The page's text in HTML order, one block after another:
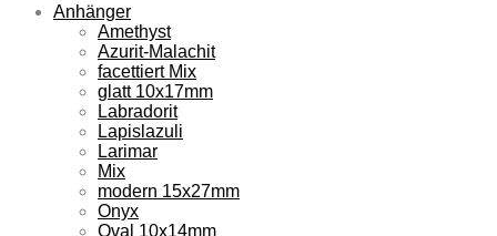
Anhänger
Amethyst
Azurit-Malachit
facettiert Mix
glatt 10x17mm
Labradorit
Lapislazuli
Larimar
Mix
modern 15x27mm
Onyx
Oval 10x14mm